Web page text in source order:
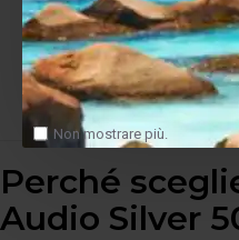
Non mostrare più.
Dimensioni cabinet (L ×
Dimensioni con base e
389 mm
Peso:22,5 kg
Perché
Audio Silver